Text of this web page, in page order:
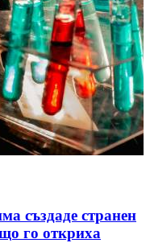
създаде странен
го откриха